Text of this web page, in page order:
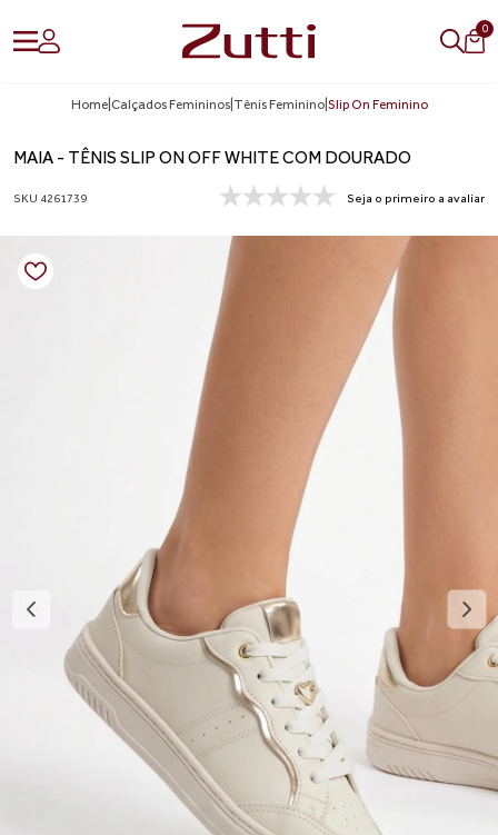
0
Home| Calçados Femininos| Tênis Feminino| Slip On Feminino
MAIA - TÊNIS SLIP ON OFF WHITE COM DOURADO
SKU 4261739 Seja o primeiro a avaliar